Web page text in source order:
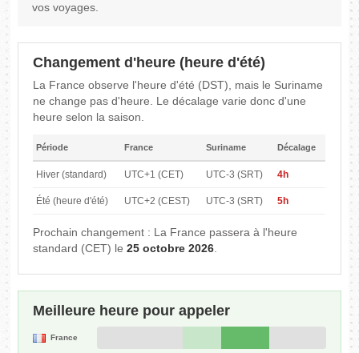
vos voyages.
Changement d'heure (heure d'été)
La France observe l'heure d'été (DST), mais le Suriname
ne change pas d'heure. Le décalage varie donc d'une
heure selon la saison.
Période France Suriname Décalage
Hiver (standard) UTC+1 (CET) UTC-3 (SRT) 4h
Été (heure d'été) UTC+2 (CEST) UTC-3 (SRT) 5h
Prochain changement : La France passera à l'heure
standard (CET) le25 octobre 2026.
Meilleure heure pour appeler
France